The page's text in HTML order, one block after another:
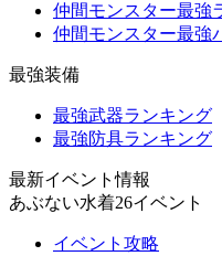
仲間モンスター最強
仲間モンスター最強
最強装備
最強武器ランキング
最強防具ランキング
最新イベント情報
あぶない水着26イベント
イベント攻略